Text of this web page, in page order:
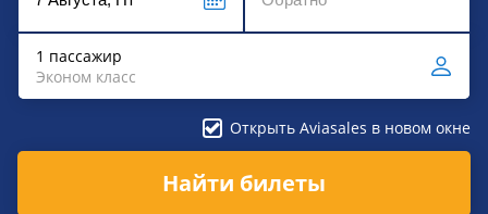
1 пассажир
Эконом класс
Открыть Aviasales в новом окне
Найти билеты